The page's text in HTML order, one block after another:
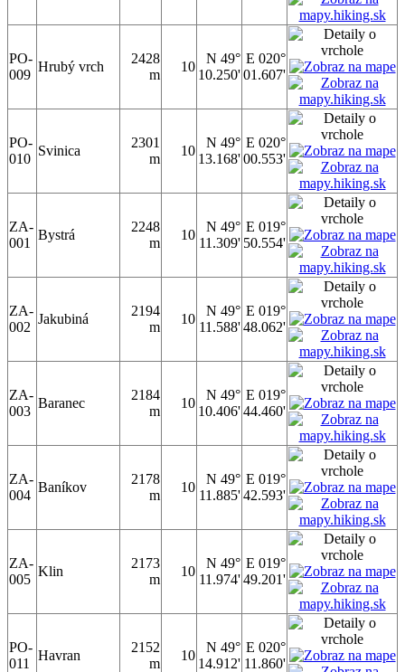
PO-
009
Hrubý vrch
2428
m
10
N 49°
10.250'
E 020°
01.607'
PO-
010
Svinica
2301
m
10
N 49°
13.168'
E 020°
00.553'
ZA-
001
Bystrá
2248
m
10
N 49°
11.309'
E 019°
50.554'
ZA-
002
Jakubiná
2194
m
10
N 49°
11.588'
E 019°
48.062'
ZA-
003
Baranec
2184
m
10
N 49°
10.406'
E 019°
44.460'
ZA-
004
Baníkov
2178
m
10
N 49°
11.885'
E 019°
42.593'
ZA-
005
Klin
2173
m
10
N 49°
11.974'
E 019°
49.201'
PO-
011
Havran
2152
m
10
N 49°
14.912'
E 020°
11.860'